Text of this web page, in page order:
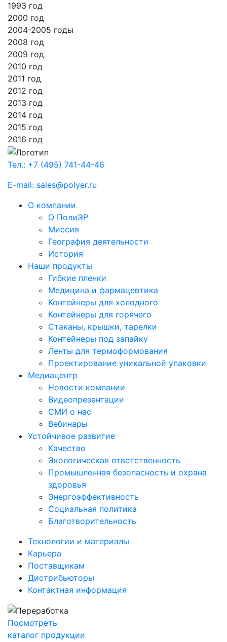
1993 год
2000 год
2004-2005 годы
2008 год
2009 год
2010 год
2011 год
2012 год
2013 год
2014 год
2015 год
2016 год
Тел.: +7 (495) 741-44-46
E-mail: sales@polyer.ru
О компании
О ПолиЭР
Миссия
География деятельности
История
Наши продукты
Гибкие пленки
Медицина и фармацевтика
Контейнеры для холодного
Контейнеры для горячего
Стаканы, крышки, тарелки
Контейнеры под запайку
Ленты для термоформования
Проектирование уникальной упаковки
Медиацентр
Новости компании
Видеопрезентации
СМИ о нас
Вебинары
Устойчивое развитие
Качество
Экологическая ответственность
Промышленная безопасность и охрана
здоровья
Энергоэффективность
Социальная политика
Благотворительность
Технологии и материалы
Карьера
Поставщикам
Дистрибьюторы
Контактная информация
Посмотреть
каталог продукции